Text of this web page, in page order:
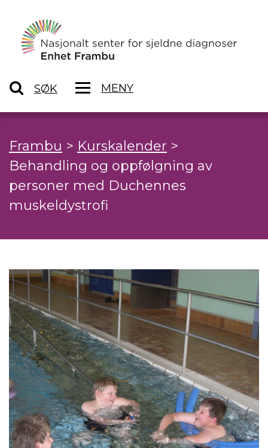
SØK MENY
Frambu > Kurskalender >
Behandling og oppfølgning av
personer med Duchennes
muskeldystrofi